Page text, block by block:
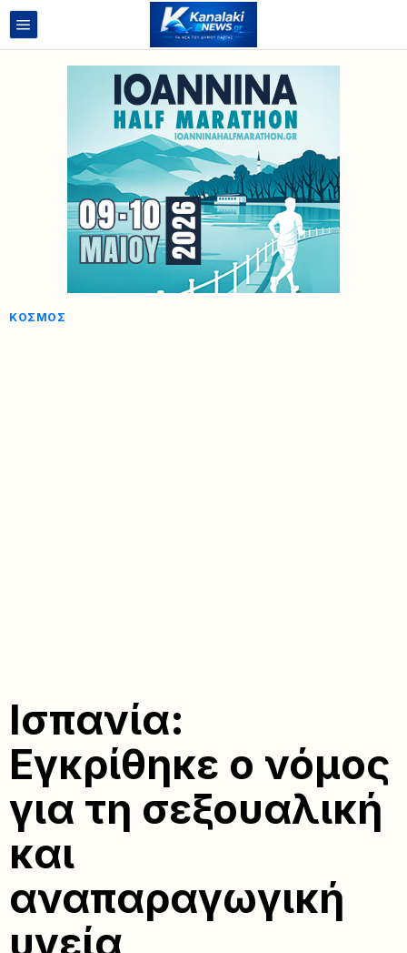
ΚΌΣΜΟΣ
Ισπανία:
Εγκρίθηκε ο νόμος
για τη σεξουαλική
και
αναπαραγωγική
υγεία